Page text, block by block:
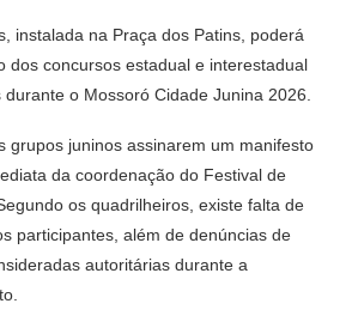
instalada na Praça dos Patins, poderá
dos concursos estadual e interestadual
o Mossoró Cidade Junina 2026.
grupos juninos assinarem um manifesto
da coordenação do Festival de
os quadrilheiros, existe falta de
participantes, além de denúncias de
autoritárias durante a